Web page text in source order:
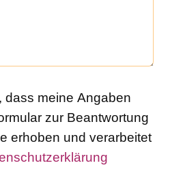
dass meine Angaben
zur Beantwortung
erhoben und verarbeitet